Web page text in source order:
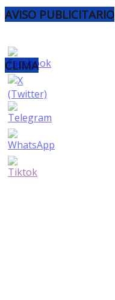
AVISO PUBLICITARIO
CLIMA